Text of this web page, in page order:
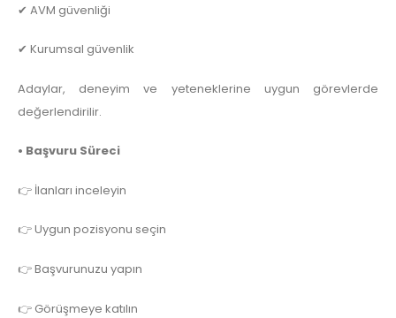
✔ AVM güvenliği
✔ Kurumsal güvenlik
Adaylar, deneyim ve yeteneklerine uygun görevlerde
değerlendirilir.
• Başvuru Süreci
👉 İlanları inceleyin
👉 Uygun pozisyonu seçin
👉 Başvurunuzu yapın
👉 Görüşmeye katılın